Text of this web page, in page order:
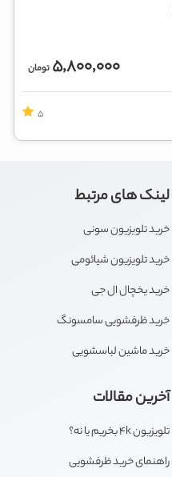
5,800,000 تومان
5
لینک های مرتبط
خرید تلویزیون سونی
خرید تلویزیون شیائومی
خرید یخچال ال جی
خرید ظرفشویی سامسونگ
خرید ماشین لباسشویی
آخرین مقالات
تلویزیون 4k بخریم یا نه؟
راهنمای خرید ظرفشویی